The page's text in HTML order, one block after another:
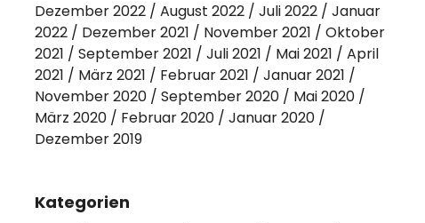
Dezember 2022 August 2022 Juli 2022
Januar
2022
Dezember 2021 November 2021
Oktober
2021
September 2021 Juli 2021 Mai 2021
April
2021
März 2021 Februar 2021
Januar 2021
November 2020
September 2020
Mai 2020
März 2020
Februar 2020
Januar 2020
Dezember 2019
Kategorien